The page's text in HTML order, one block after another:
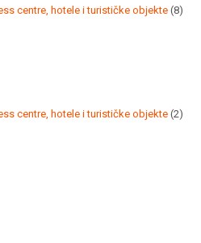
centre, hotele i turističke objekte 88
centre, hotele i turističke objekte 22